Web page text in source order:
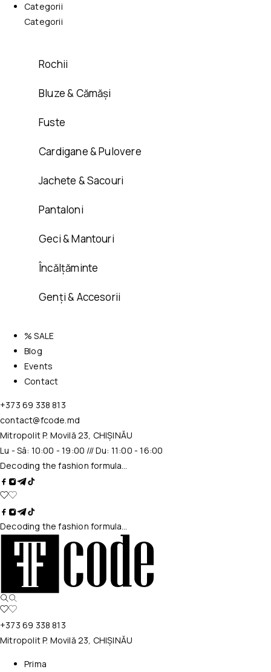
Categorii
Categorii
Rochii
Bluze & Cămăși
Fuste
Cardigane & Pulovere
Jachete & Sacouri
Pantaloni
Geci & Mantouri
Încălțăminte
Genți & Accesorii
% SALE
Blog
Events
Contact
+373 69 338 813
contact@fcode.md
Mitropolit P. Movilă 23, CHIȘINĂU
Lu - Sâ: 10:00 - 19:00 /// Du: 11:00 - 16:00
Decoding the fashion formula…
Decoding the fashion formula…
+373 69 338 813
Mitropolit P. Movilă 23, CHIȘINĂU
Prima